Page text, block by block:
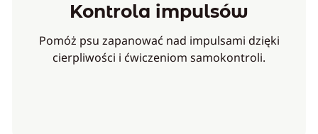
Kontrola impulsów
Pomóż psu zapanować nad impulsami dzięki
cierpliwości i ćwiczeniom samokontroli.